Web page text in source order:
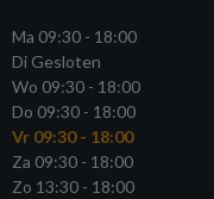
Ma 09:30 - 18:00
Di Gesloten
Wo 09:30 - 18:00
Do 09:30 - 18:00
Vr 09:30 - 18:00
Za 09:30 - 18:00
Zo 13:30 - 18:00